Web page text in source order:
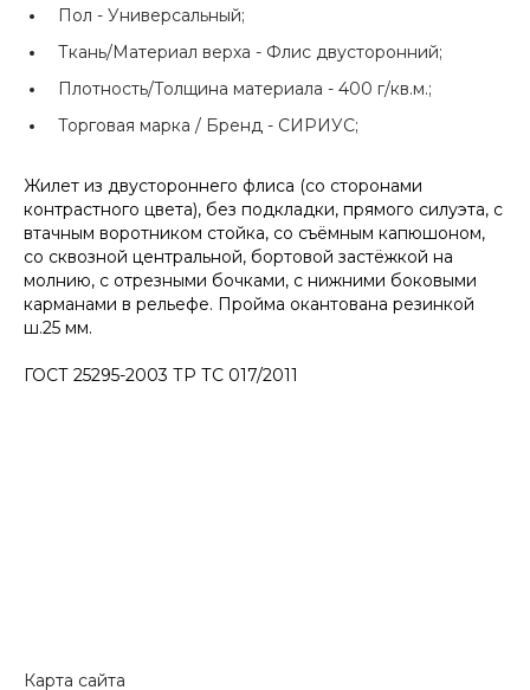
Пол - Универсальный;
Ткань/Материал верха - Флис двусторонний;
Плотность/Толщина материала - 400 г/кв.м.;
Торговая марка / Бренд - СИРИУС;
Жилет из двустороннего флиса (со сторонами
контрастного цвета), без подкладки, прямого силуэта, с
втачным воротником стойка, со съёмным капюшоном,
со сквозной центральной, бортовой застёжкой на
молнию, с отрезными бочками, с нижними боковыми
карманами в рельефе. Пройма окантована резинкой
ш.25 мм.
ГОСТ 25295-2003 ТР ТС 017/2011
Карта сайта